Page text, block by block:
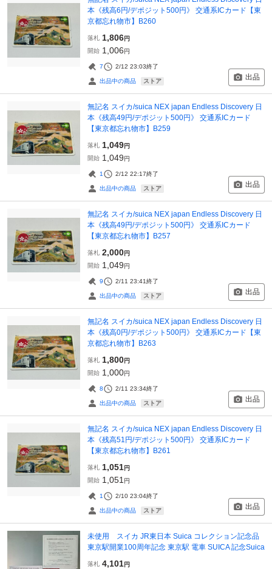
本《残高6円/デポジット500円》 交通系ICカード【東
京都忘れ物市】B260
落札 1,806円
開始 1,006円
7 2/12 23:03終了
出品中の商品 ストア 出品
無記名 スイカ/suica NEX japan Endless Discovery 日
本《残高49円/デポジット500円》 交通系ICカード
【東京都忘れ物市】B259
落札 1,049円
開始 1,049円
1 2/12 22:17終了
出品中の商品 ストア 出品
無記名 スイカ/suica NEX japan Endless Discovery 日
本《残高49円/デポジット500円》 交通系ICカード
【東京都忘れ物市】B257
落札 2,000円
開始 1,049円
9 2/11 23:41終了
出品中の商品 ストア 出品
無記名 スイカ/suica NEX japan Endless Discovery 日
本《残高0円/デポジット500円》 交通系ICカード【東
京都忘れ物市】B263
落札 1,800円
開始 1,000円
8 2/11 23:34終了
出品中の商品 ストア 出品
無記名 スイカ/suica NEX japan Endless Discovery 日
本《残高51円/デポジット500円》 交通系ICカード
【東京都忘れ物市】B261
落札 1,051円
開始 1,051 円
1 2/10 23:04終了
出品中の商品 ストア 出品
未使用 スイカ JR東日本 Suica コレクション記念品
東京駅開業100周年記念 東京駅 電車 SUICA 記念Suica
落札 4,101円